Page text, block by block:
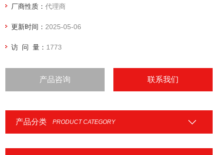
厂商性质：代理商
更新时间： 2025-05-06
访 问 量： 1773
产品咨询 联系我们
产品分类 PRODUCT CATEGORY